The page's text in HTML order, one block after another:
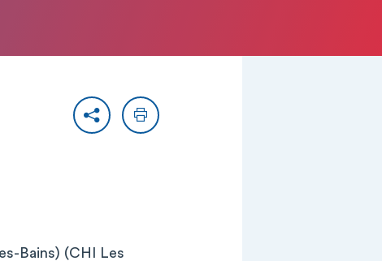
PartagerImprimer
Bains) (CHI Les